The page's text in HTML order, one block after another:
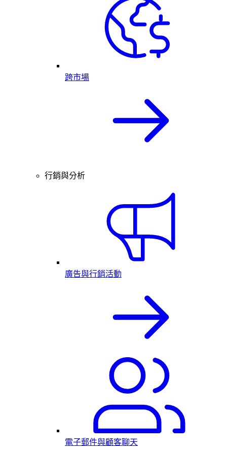
跨市場
行銷與分析
廣告與行銷活動
電子郵件與顧客聊天